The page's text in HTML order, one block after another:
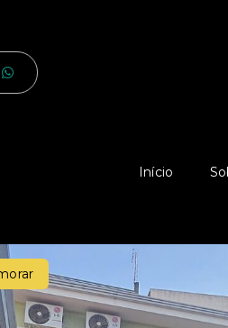
Início